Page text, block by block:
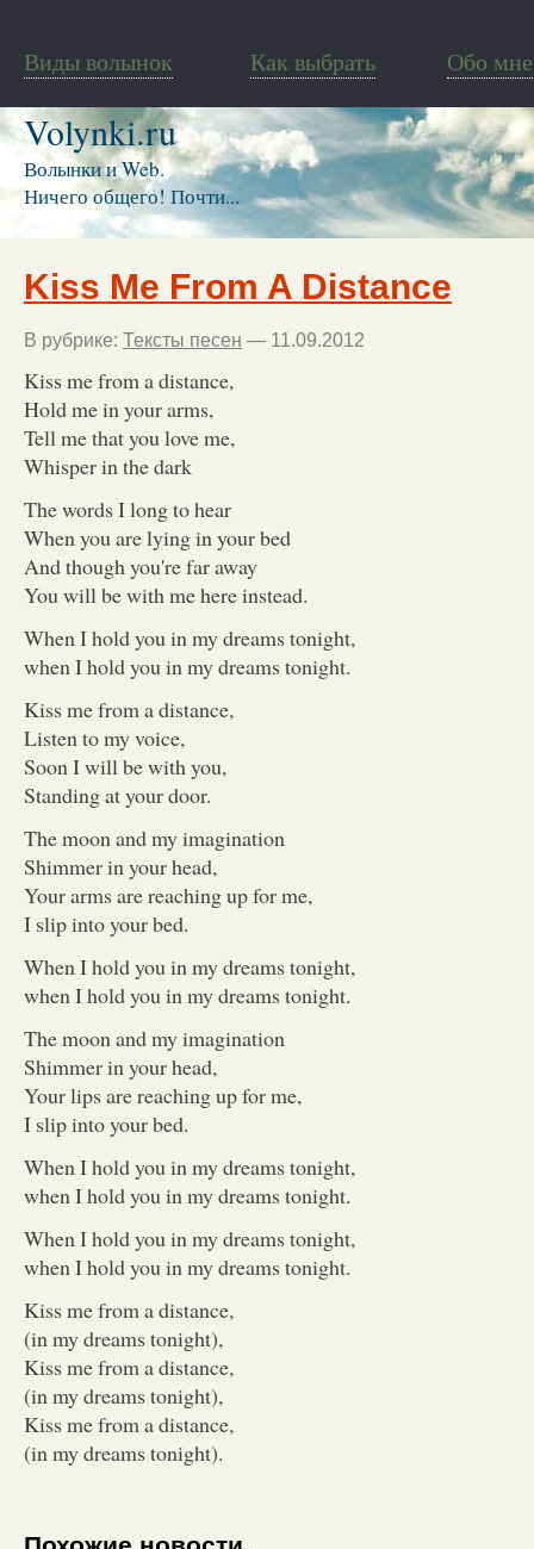
Виды волынок Как выбрать Обо мне
Volynki.ru
Волынки и Web.
Ничего общего! Почти...
Kiss Me From A Distance
В рубрике: Тексты песен — 11.09.2012
Kiss me from a distance,
Hold me in your arms,
Tell me that you love me,
Whisper in the dark
The words I long to hear
When you are lying in your bed
And though you're far away
You will be with me here instead.
When I hold you in my dreams tonight,
when I hold you in my dreams tonight.
Kiss me from a distance,
Listen to my voice,
Soon I will be with you,
Standing at your door.
The moon and my imagination
Shimmer in your head,
Your arms are reaching up for me,
I slip into your bed.
When I hold you in my dreams tonight,
when I hold you in my dreams tonight.
The moon and my imagination
Shimmer in your head,
Your lips are reaching up for me,
I slip into your bed.
When I hold you in my dreams tonight,
when I hold you in my dreams tonight.
When I hold you in my dreams tonight,
when I hold you in my dreams tonight.
Kiss me from a distance,
(in my dreams tonight),
Kiss me from a distance,
(in my dreams tonight),
Kiss me from a distance,
(in my dreams tonight).